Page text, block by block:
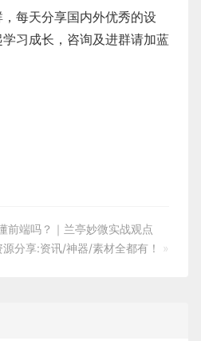
每天分享国内外优秀的设
习成长，咨询及进群请加蓝
前端吗？｜兰亭妙微实战观点
分享:资讯/神器/素材全都有！
»